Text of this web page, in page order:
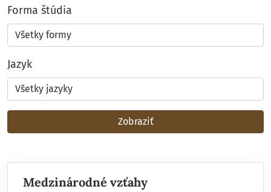
Forma štúdia
Jazyk
Zobraziť
Medzinárodné vzťahy